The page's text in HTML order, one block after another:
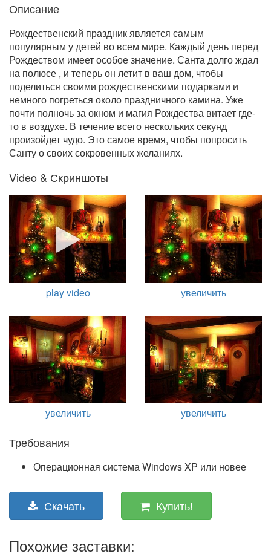
Описание
Рождественский праздник является самым
популярным у детей во всем мире. Каждый день перед
Рождеством имеет особое значение. Санта долго ждал
на полюсе , и теперь он летит в ваш дом, чтобы
поделиться своими рождественскими подарками и
немного погреться около праздничного камина. Уже
почти полночь за окном и магия Рождества витает где-
то в воздухе. В течение всего нескольких секунд
произойдет чудо. Это самое время, чтобы попросить
Санту о своих сокровенных желаниях.
Video & Скриншоты
play video увеличить
увеличить увеличить
Требования
Операционная система Windows XP или новее
Скачать Купить!
Похожие заставки: